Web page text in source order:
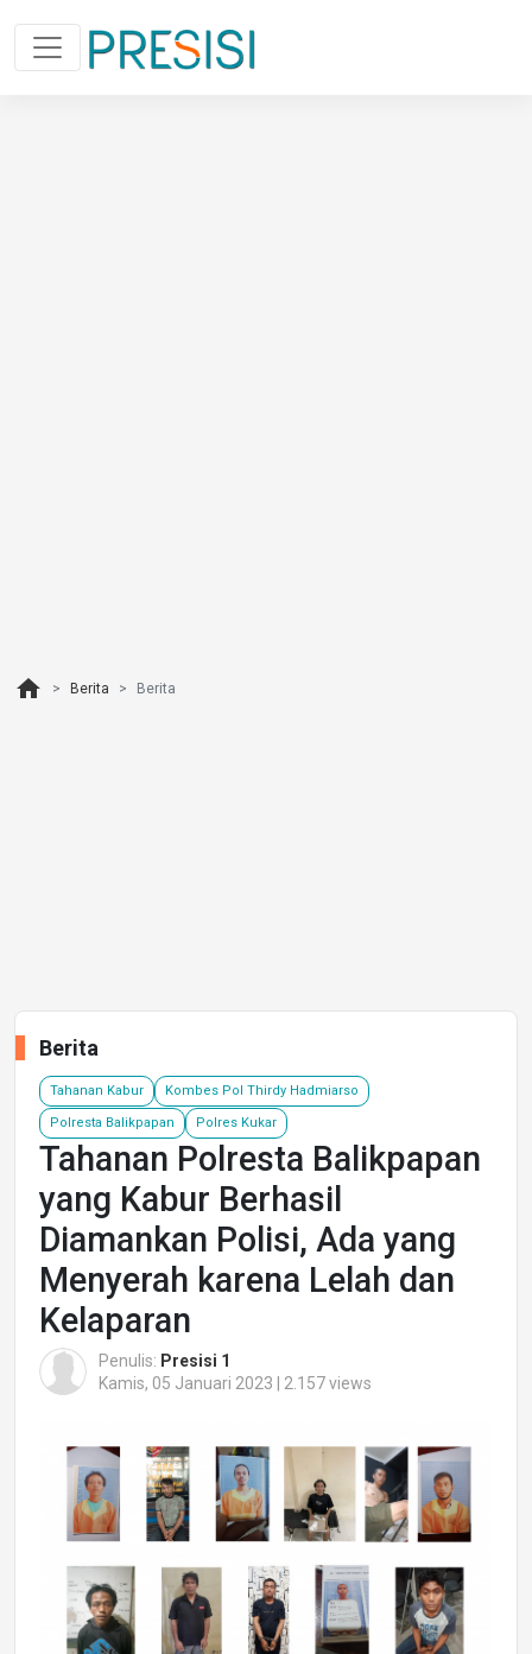
home Berita Berita
Berita
Tahanan Kabur Kombes Pol Thirdy Hadmiarso
Polresta Balikpapan Polres Kukar
Tahanan Polresta Balikpapan
yang Kabur Berhasil
Diamankan Polisi, Ada yang
Menyerah karena Lelah dan
Kelaparan
Penulis: Presisi 1
Kamis, 05 Januari 2023 | 2.157 views